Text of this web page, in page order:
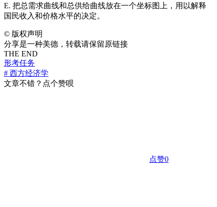
E. 把总需求曲线和总供给曲线放在一个坐标图上，用以解释
国民收入和价格水平的决定。
© 版权声明
分享是一种美德，转载请保留原链接
THE END
形考任务
# 西方经济学
文章不错？点个赞呗
点赞0